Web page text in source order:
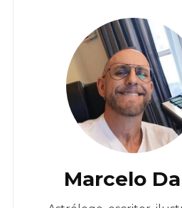
Marcelo